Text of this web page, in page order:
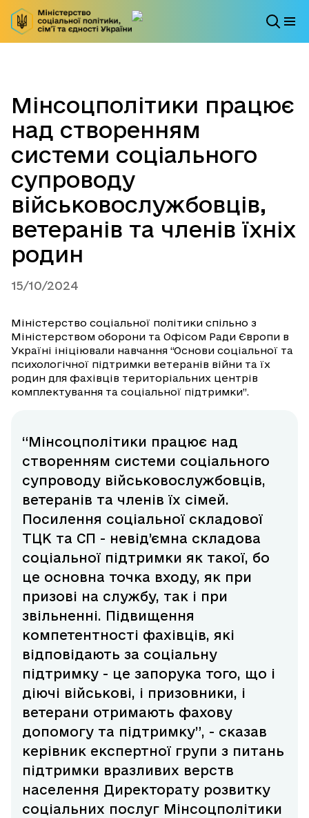
Мінсоцполітики працює
над створенням
системи соціального
супроводу
військовослужбовців,
ветеранів та членів їхніх
родин
15/10/2024
Міністерство соціальної політики спільно з
Міністерством оборони та Офісом Ради Європи в
Україні ініціювали навчання “Основи соціальної та
психологічної підтримки ветеранів війни та їх
родин для фахівців територіальних центрів
комплектування та соціальної підтримки”.
“Мінсоцполітики працює над
створенням системи соціального
супроводу військовослужбовців,
ветеранів та членів їх сімей.
Посилення соціальної складової
ТЦК та СП - невід’ємна складова
соціальної підтримки як такої, бо
це основна точка входу, як при
призові на службу, так і при
звільненні. Підвищення
компетентності фахівців, які
відповідають за соціальну
підтримку - це запорука того, що і
діючі військові, і призовники, і
ветерани отримають фахову
допомогу та підтримку”, - сказав
керівник експертної групи з питань
підтримки вразливих верств
населення Директорату розвитку
соціальних послуг Мінсоцполітики